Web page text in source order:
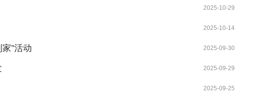
2025-10-29
2025-10-14
”活动 2025-09-30
2025-09-29
2025-09-25